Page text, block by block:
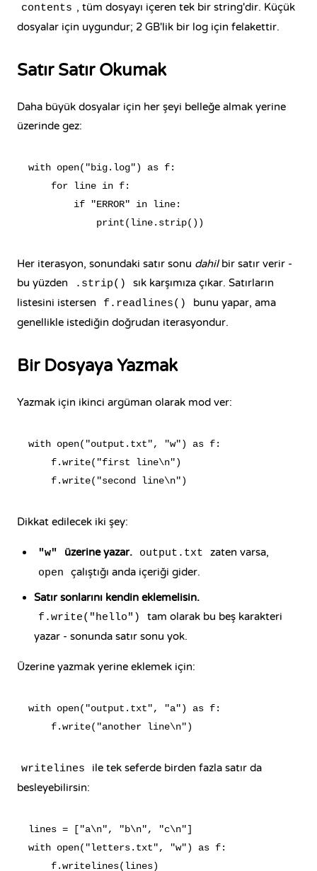
contents , tüm dosyayı içeren tek bir string'dir. Küçük
dosyalar için uygundur; 2 GB'lik bir log için felakettir.
Satır Satır Okumak
Daha büyük dosyalar için her şeyi belleğe almak yerine
üzerinde gez:
with open("big.log") as f:
    for line in f:
        if "ERROR" in line:
Her iterasyon, sonundaki satır sonu dahilbir satır verir -
bu yüzden
.strip()
sık karşımıza çıkar. Satırların
listesini istersen
f.readlines()
bunu yapar, ama
genellikle istediğin doğrudan iterasyondur.
Bir Dosyaya Yazmak
Yazmak için ikinci argüman olarak mod ver:
with open("output.txt", "w") as f:
    f.write("first line\n")
Dikkat edilecek iki şey:
"w" üzerine yazar. output.txt zaten varsa,
open
çalıştığı anda içeriği gider.
Satır sonlarını kendin eklemelisin.
f.write("hello")
tam olarak bu beş karakteri
yazar - sonunda satır sonu yok.
Üzerine yazmak yerine eklemek için:
with open("output.txt", "a") as f:
writelines
ile tek seferde birden fazla satır da
besleyebilirsin:
lines = ["a\n", "b\n", "c\n"]
with open("letters.txt", "w") as f: